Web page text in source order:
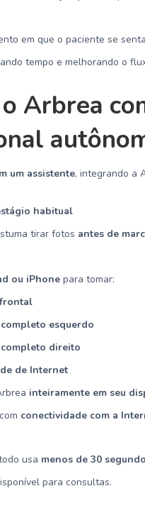
em que o paciente se
tempo e melhorando o
Arbrea
um assistente, integrando a
habitual
tirar fotos antes de
ou iPhone para tomar:
esquerdo
direito
de Internet
inteiramente em seu
conectividade com a
usa menos de 30
para consultas.